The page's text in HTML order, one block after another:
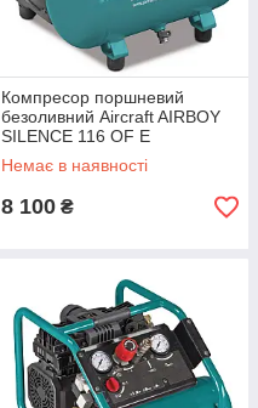
Компресор поршневий
безоливний Aircraft AIRBOY
SILENCE 116 OF E
Немає в наявності
8 100 ₴